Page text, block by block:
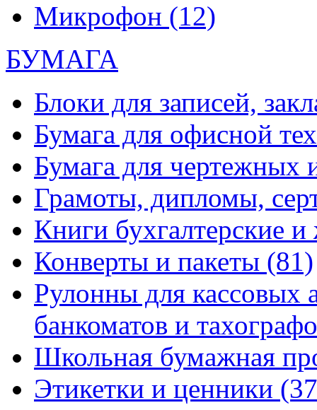
Микрофон (12)
БУМАГА
Блоки для записей,
Бумага для офисной
Бумага для чертежных
Грамоты, дипломы,
Книги бухгалтерские
Конверты и пакеты (81)
Рулонны для кассовых
банкоматов и
Школьная бумажная
Этикетки и ценники